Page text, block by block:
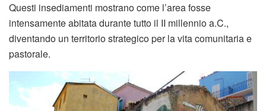
Questi insediamenti mostrano come l’area fosse
intensamente abitata durante tutto il II millennio a.C.,
diventando un territorio strategico per la vita comunitaria e
pastorale.